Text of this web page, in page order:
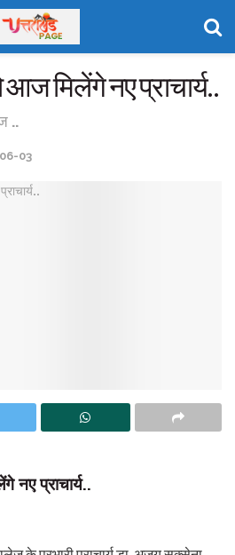
मिलेंगे नए प्राचार्य..
..
03
नए प्राचार्य..